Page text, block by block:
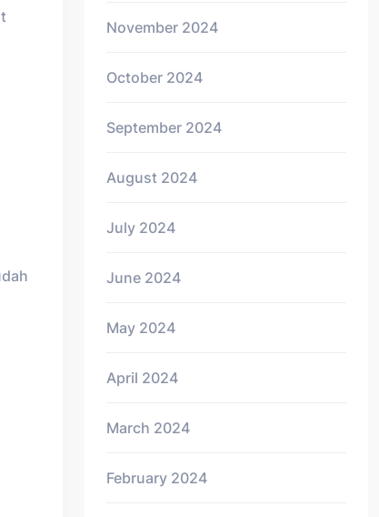
November 2024
October 2024
September 2024
August 2024
July 2024
June 2024
May 2024
April 2024
March 2024
February 2024